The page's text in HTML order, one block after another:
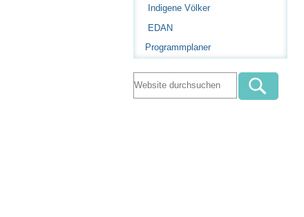
Indigene Völker
EDAN
Programmplaner